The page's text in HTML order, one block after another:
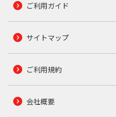
ご利用ガイド
サイトマップ
ご利用規約
会社概要